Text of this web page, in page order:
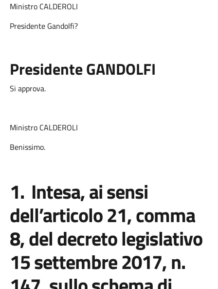
Ministro CALDEROLI
Presidente Gandolfi?
PresidenteGANDOLFI
Si approva.
Ministro CALDEROLI
Benissimo.
1. Intesa, ai sensi
dell’articolo 21, comma
8, del decreto legislativo
15 settembre 2017, n.